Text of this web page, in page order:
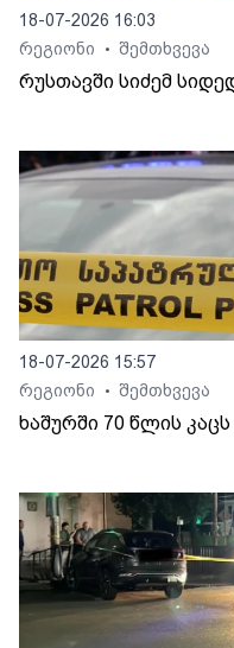
18-07-2026 16:03
რეგიონი
• შემთხვევა
რუსთავში სიძემ
18-07-2026 15:57
რეგიონი
• შემთხვევა
ხაშურში 70 წლის